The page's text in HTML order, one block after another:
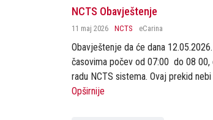
NCTS Obavještenje
11 maj 2026 NCTS eCarina
Obavještenje da će dana
časovima počev od 07:00 do 08
radu NCTS sistema. Ovaj prekid
Opširnije